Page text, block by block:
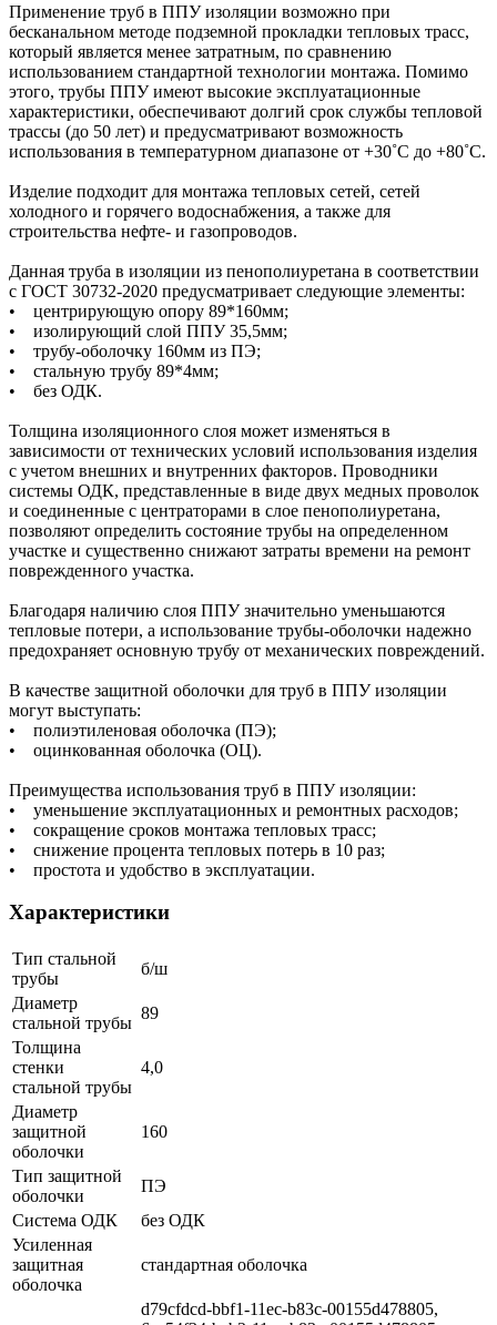
Применение труб в ППУ изоляции возможно при
бесканальном методе подземной прокладки тепловых трасс,
который является менее затратным, по сравнению
использованием стандартной технологии монтажа. Помимо
этого, трубы ППУ имеют высокие эксплуатационные
характеристики, обеспечивают долгий срок службы тепловой
трассы (до 50 лет) и предусматривают возможность
использования в температурном диапазоне от +30˚C до +80˚C.
Изделие подходит для монтажа тепловых сетей, сетей
холодного и горячего водоснабжения, а также для
строительства нефте- и газопроводов.
Данная труба в изоляции из пенополиуретана в соответствии
с ГОСТ 30732-2020 предусматривает следующие элементы:
• центрирующую опору 89*160мм;
• изолирующий слой ППУ 35,5мм;
• трубу-оболочку 160мм из ПЭ;
• стальную трубу 89*4мм;
• без ОДК.
Толщина изоляционного слоя может изменяться в
зависимости от технических условий использования изделия
с учетом внешних и внутренних факторов. Проводники
системы ОДК, представленные в виде двух медных проволок
и соединенные с центраторами в слое пенополиуретана,
позволяют определить состояние трубы на определенном
участке и существенно снижают затраты времени на ремонт
поврежденного участка.
Благодаря наличию слоя ППУ значительно уменьшаются
тепловые потери, а использование трубы-оболочки надежно
предохраняет основную трубу от механических повреждений.
В качестве защитной оболочки для труб в ППУ изоляции
могут выступать:
• полиэтиленовая оболочка (ПЭ);
• оцинкованная оболочка (ОЦ).
Преимущества использования труб в ППУ изоляции:
• уменьшение эксплуатационных и ремонтных расходов;
• сокращение сроков монтажа тепловых трасс;
• снижение процента тепловых потерь в 10 раз;
• простота и удобство в эксплуатации.
Характеристики
Тип стальной
трубы
б/ш
Диаметр
стальной трубы
89
Толщина
стенки
стальной трубы
4,0
Диаметр
защитной
оболочки
160
Тип защитной
оболочки
ПЭ
Система ОДК
без ОДК
Усиленная
защитная
оболочка
стандартная оболочка
d79cfdcd-bbf1-11ec-b83c-00155d478805,